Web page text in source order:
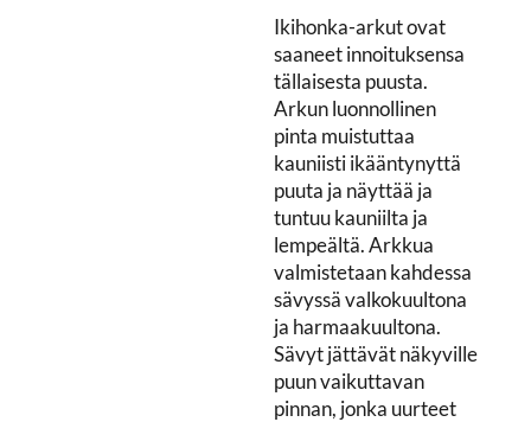
Ikihonka-arkut ovat
saaneet innoituksensa
tällaisesta puusta.
Arkun luonnollinen
pinta muistuttaa
kauniisti ikääntynyttä
puuta ja näyttää ja
tuntuu kauniilta ja
lempeältä. Arkkua
valmistetaan kahdessa
sävyssä valkokuultona
ja harmaakuultona.
Sävyt jättävät näkyville
puun vaikuttavan
pinnan, jonka uurteet